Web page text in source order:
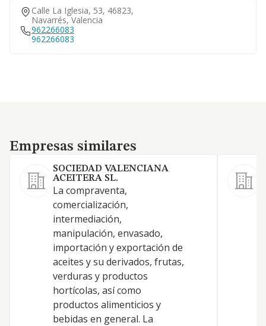
Calle La Iglesia, 53, 46823,
Navarrés, Valencia
962266083
962266083
Empresas similares
Empresas similares
SOCIEDAD VALENCIANA
ACEITERA SL.
La compraventa,
comercialización,
intermediación,
manipulación, envasado,
importación y exportación de
aceites y su derivados, frutas,
verduras y productos
hortícolas, así como
productos alimenticios y
bebidas en general. La